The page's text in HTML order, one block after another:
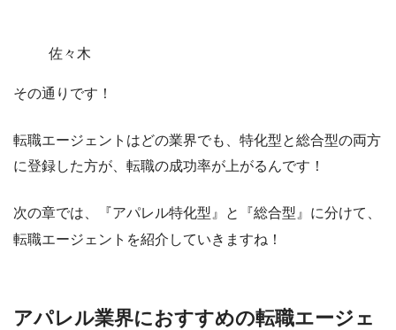
佐々木
その通りです！
転職エージェントはどの業界でも、 特化型と総合型の両方
に登録した方が、転職の成功率が上がるんです！
次の章では、『アパレル特化型』と『総合型』に分けて、
転職エージェントを紹介していきますね！
アパレル業界におすすめの転職エージェ